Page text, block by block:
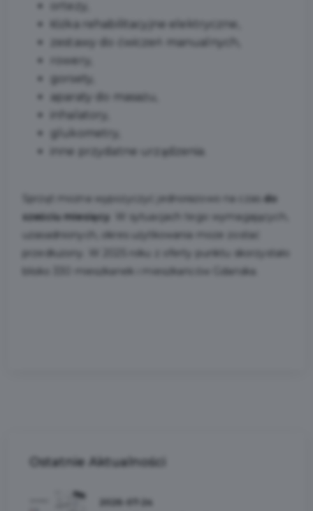
ortezy,
łóżka rehabilitacyjne elektryczne,
zestawy do ćwiczeń manualnych,
rowery,
gorsety,
aparaty do masażu,
inhalatory,
glukometry,
inne przydatne urządzenia.
Sprzęt można wypożyczyć jednorazowo na czas
do
sześciu miesięcy . W sytuacjach tego wymagających,
uzasadnionych, okres użytkowania może zostać
przedłużony. W 2025 roku z oferty punktu skorzystało
blisko 330 mieszkanek i mieszkańców Gdańska.
Ostatnie Aktualności